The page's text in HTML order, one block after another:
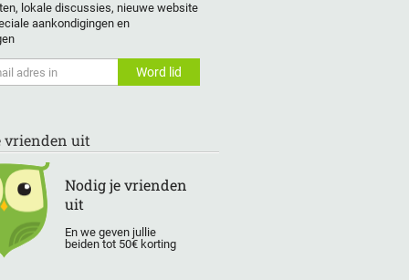
lokale discussies, nieuwe website
aankondigingen en
vrienden uit
Nodig je vrienden
uit
En we geven jullie
beiden tot 50€ korting